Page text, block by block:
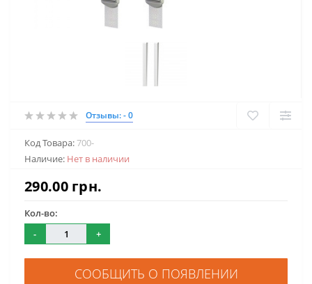
Отзывы: - 0
Код Товара:700-
Наличие: Нет в наличии
290.00 грн.
Кол-во:
-
+
СООБЩИТЬ О ПОЯВЛЕНИИ